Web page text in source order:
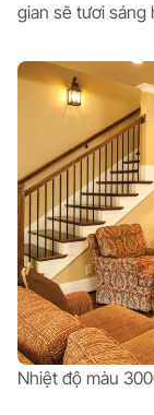
gian sẽ tươi sáng
Nhiệt độ màu